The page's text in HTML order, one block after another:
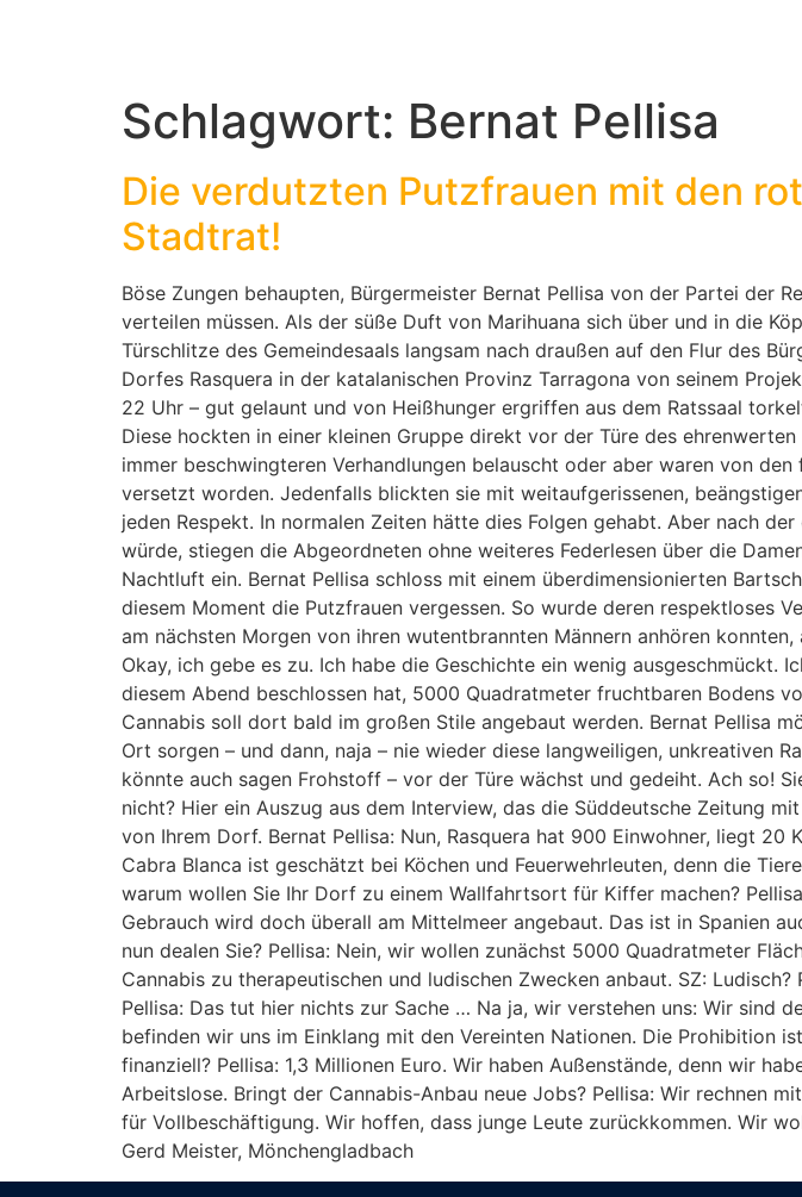
Schlagwort: Bernat Pellisa
Die verdutzten Putzfrauen mit den
Stadtrat!
Böse Zungen behaupten, Bürgermeister Bernat Pellisa von der Partei der
verteilen müssen. Als der süße Duft von Marihuana sich über und in die
Türschlitze des Gemeindesaals langsam nach draußen auf den Flur des
Dorfes Rasquera in der katalanischen Provinz Tarragona von seinem
22 Uhr – gut gelaunt und von Heißhunger ergriffen aus dem Ratssaal
Diese hockten in einer kleinen Gruppe direkt vor der Türe des
immer beschwingteren Verhandlungen belauscht oder aber waren von
versetzt worden. Jedenfalls blickten sie mit weitaufgerissenen,
jeden Respekt. In normalen Zeiten hätte dies Folgen gehabt. Aber nach
würde, stiegen die Abgeordneten ohne weiteres Federlesen über die
Nachtluft ein. Bernat Pellisa schloss mit einem überdimensionierten
diesem Moment die Putzfrauen vergessen. So wurde deren respektloses
am nächsten Morgen von ihren wutentbrannten Männern anhören
Okay, ich gebe es zu. Ich habe die Geschichte ein wenig ausgeschmückt.
diesem Abend beschlossen hat, 5000 Quadratmeter fruchtbaren Bodens
Cannabis soll dort bald im großen Stile angebaut werden. Bernat Pellisa
Ort sorgen – und dann, naja – nie wieder diese langweiligen, unkreativen
könnte auch sagen Frohstoff – vor der Türe wächst und gedeiht. Ach so!
nicht? Hier ein Auszug aus dem Interview, das die Süddeutsche Zeitung
von Ihrem Dorf. Bernat Pellisa: Nun, Rasquera hat 900 Einwohner, liegt
Cabra Blanca ist geschätzt bei Köchen und Feuerwehrleuten, denn die
warum wollen Sie Ihr Dorf zu einem Wallfahrtsort für Kiffer machen?
Gebrauch wird doch überall am Mittelmeer angebaut. Das ist in Spanien
nun dealen Sie? Pellisa: Nein, wir wollen zunächst 5000 Quadratmeter
Cannabis zu therapeutischen und ludischen Zwecken anbaut. SZ:
Pellisa: Das tut hier nichts zur Sache … Na ja, wir verstehen uns: Wir sind
befinden wir uns im Einklang mit den Vereinten Nationen. Die Prohibition
finanziell? Pellisa: 1,3 Millionen Euro. Wir haben Außenstände, denn wir
Arbeitslose. Bringt der Cannabis-Anbau neue Jobs? Pellisa: Wir rechnen
für Vollbeschäftigung. Wir hoffen, dass junge Leute zurückkommen. Wir
Gerd Meister, Mönchengladbach